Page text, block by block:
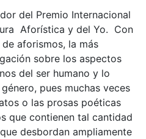
del Premio Internacional
Aforística y del Yo. Con
aforismos, la más
sobre los aspectos
del ser humano y lo
pues muchas veces
o las prosas poéticas
que contienen tal cantidad
desbordan ampliamente